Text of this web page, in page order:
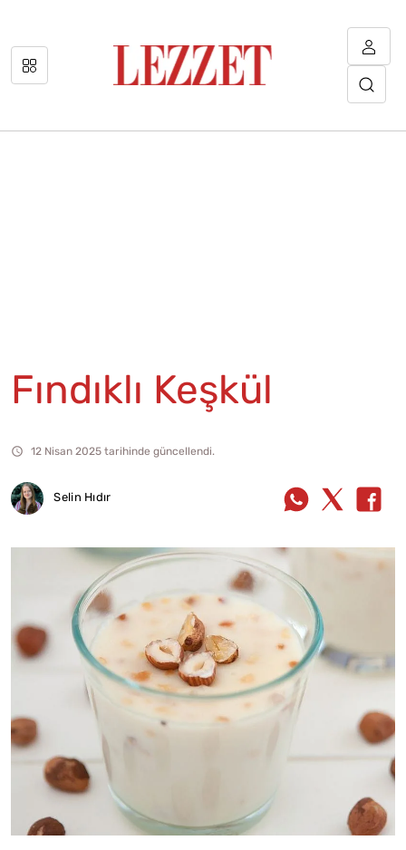
Fındıklı Keşkül
12 Nisan 2025 tarihinde güncellendi.
Selin Hıdır